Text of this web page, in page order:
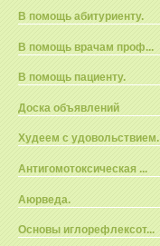
В помощь абитуриенту.
В помощь врачам проф...
В помощь пациенту.
Доска объявлений
Худеем с удовольствием.
Антигомотоксическая ...
Аюрведа.
Основы иглорефлексот...